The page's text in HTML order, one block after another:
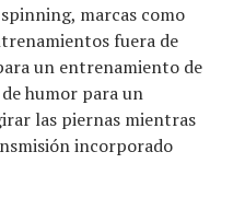
marcas como
fuera de
un entrenamiento de
humor para un
las piernas mientras
incorporado